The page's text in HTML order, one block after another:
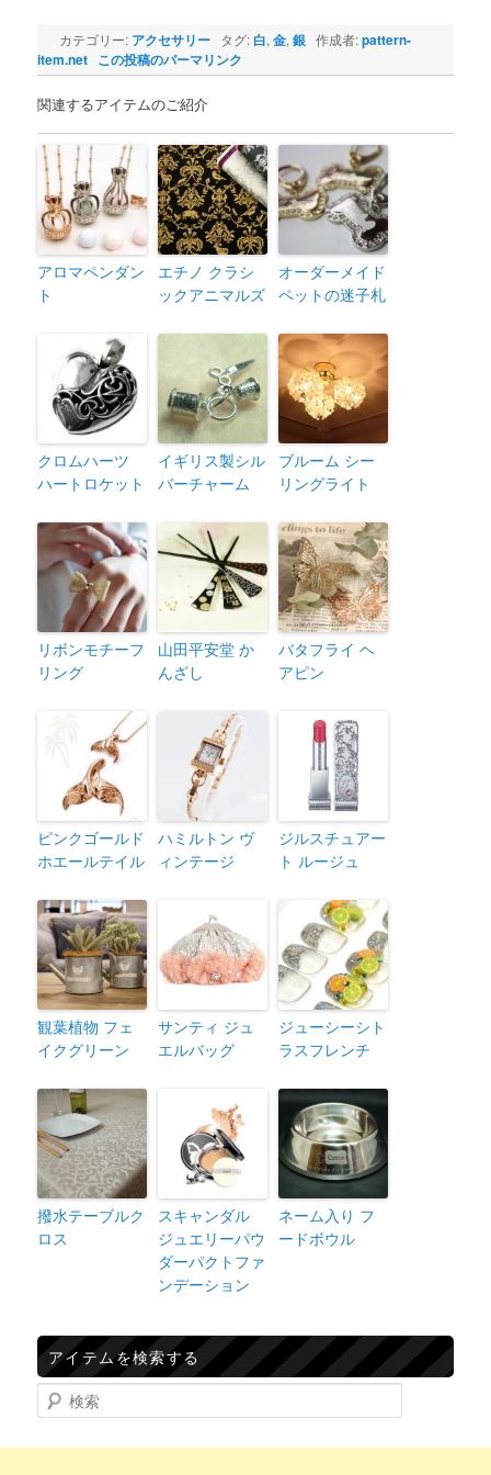
カテゴリー: アクセサリー タグ: 白,金,銀 作成者:pattern-
item.net この投稿のパーマリンク
関連するアイテムのご紹介
アロマペンダン
ト
エチノ クラシ
ックアニマルズ
オーダーメイド
ペットの迷子札
クロムハーツ
ハートロケット
イギリス製シル
バーチャーム
ブルーム シー
リングライト
リボンモチーフ
リング
山田平安堂 か
んざし
バタフライ ヘ
アピン
ピンクゴールド
ホエールテイル
ハミルトン ヴ
ィンテージ
ジルスチュアー
ト ルージュ
観葉植物 フェ
イクグリーン
サンティ ジュ
エルバッグ
ジューシーシト
ラスフレンチ
撥水テーブルク
ロス
スキャンダル
ジュエリーパウ
ダーパクトファ
ンデーション
ネーム入り フ
ードボウル
アイテムを検索する
検索